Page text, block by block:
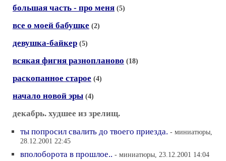
большая часть - про меня (5)
все о моей бабушке (2)
девушка-байкер (5)
всякая фигня разнопланово (18)
раскопанное старое (4)
начало новой эры (4)
декабрь. худшее из зрелищ.
ты попросил свалить до твоего приезда. - миниатюры,
28.12.2001 22:45
вполоборота в прошлое.. - миниатюры, 23.12.2001 14:04